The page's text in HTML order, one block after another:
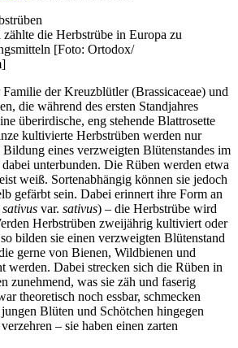
die Herbstrübe in Europa zu
[Foto: Ortodox/
der Kreuzblütler (Brassicaceae) und
die während des ersten Standjahres
überirdische, eng stehende Blattrosette
kultivierte Herbstrüben werden nur
eines verzweigten Blütenstandes im
unterbunden. Die Rüben werden etwa
weiß. Sortenabhängig können sie jedoch
gefärbt sein. Dabei erinnert ihre Form an
var. sativus) – die Herbstrübe wird
Herbstrüben zweijährig kultiviert oder
bilden sie einen verzweigten Blütenstand
gerne von Bienen, Wildbienen und
werden. Dabei strecken sich die Rüben in
zunehmend, was sie zäh und faserig
theoretisch noch essbar, schmecken
Blüten und Schötchen hingegen
– sie haben einen zarten